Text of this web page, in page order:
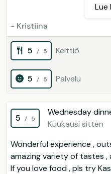
Lue
- Kristiina
5 / 5 Keittiö
5 / 5 Palvelu
5 / 5
Wednesday
Kuukausi sitten
Wonderful experience ,
amazing variety of tastes ,
If you love food , pls try